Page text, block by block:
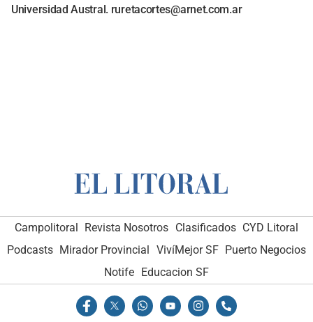
Universidad Austral. ruretacortes@arnet.com.ar
Campolitoral Revista Nosotros Clasificados CYD Litoral
Podcasts Mirador Provincial VivíMejor SF Puerto Negocios
Notife Educacion SF